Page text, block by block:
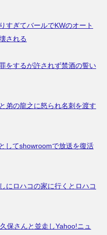
すぎてバールでKWのオート
される
をするが許されず禁酒の誓い
弟の龍之に怒られ名刺を渡す
してshowroomで放送を復活
にロハコの家に行くとロハコ
保さんと並走しYahoo!ニュ